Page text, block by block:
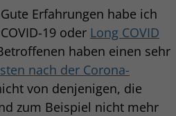
Gute Erfahrungen habe ich
19 oder Long COVID
haben einen sehr
nach der Corona-
von denjenigen, die
zum Beispiel nicht mehr